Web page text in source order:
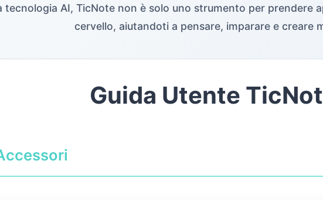
tecnologia AI, TicNote non è solo uno strumento per prendere
cervello, aiutandoti a pensare, imparare e creare
Guida Utente